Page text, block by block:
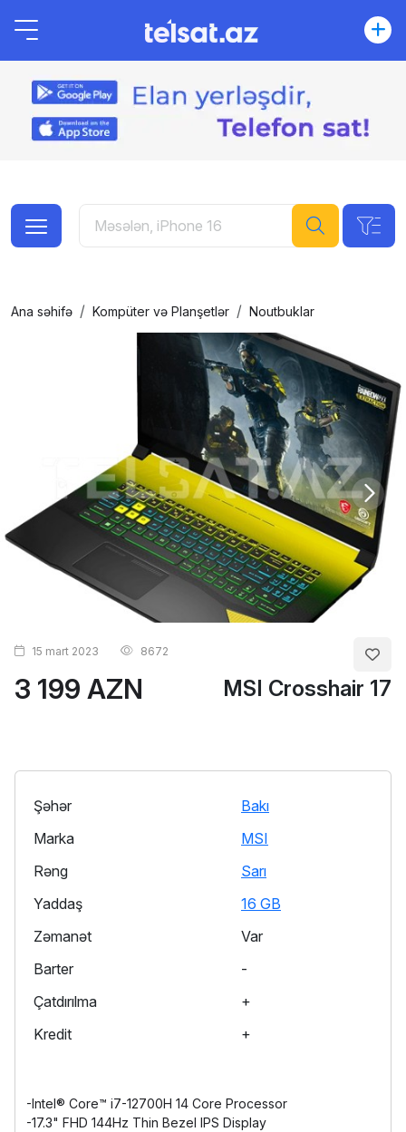
Ana səhifə Kompüter və Planşetlər Noutbuklar
3 199 AZN MSI Crosshair 17
15 mart 2023 8672
Şəhər
Bakı
Marka
MSI
Rəng
Sarı
Yaddaş
16 GB
Zəmanət
Var
Barter
-
Çatdırılma
+
Kredit
+
-Intel® Core™ i7-12700H 14 Core Processor
-17.3" FHD 144Hz Thin Bezel IPS Display